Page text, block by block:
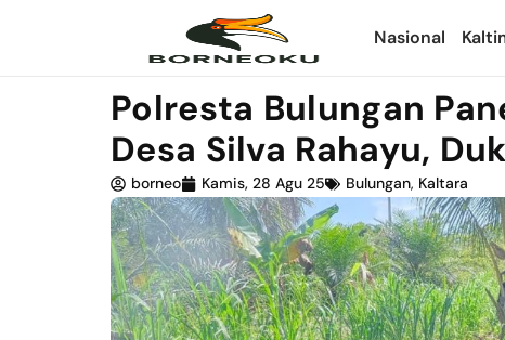
Nasional
Polresta Bulungan
Desa Silva Rahayu,
borneo Kamis, 28 Agu 25 Bulungan, Kaltara